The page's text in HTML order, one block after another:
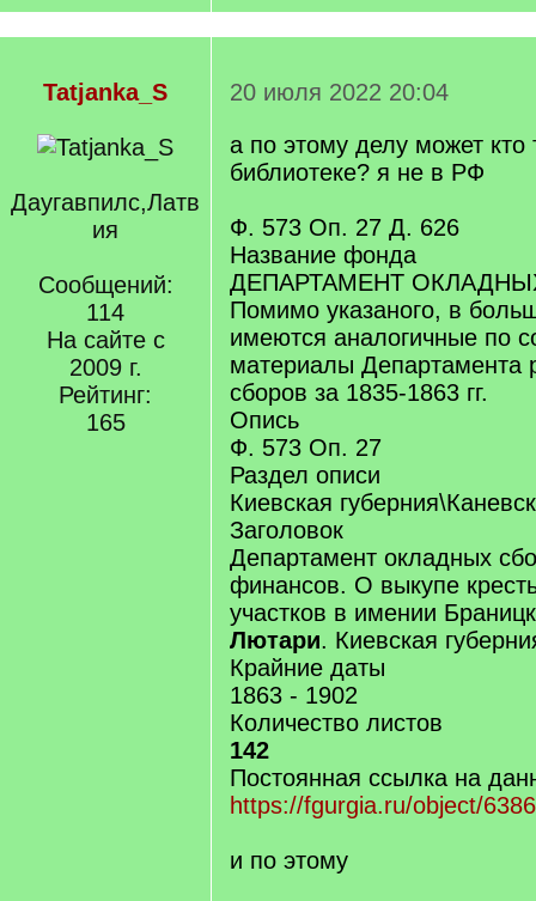
Tatjanka_S
Даугавпилс,Латв
ия
Сообщений:
114
На сайте с
2009 г.
Рейтинг:
165
20 июля 2022 20:04
а по этому делу может кто
библиотеке? я не в РФ
Ф. 573 Оп. 27 Д. 626
Название фонда
ДЕПАРТАМЕНТ
Помимо указаного, в
имеются аналогичные по
материалы Департамента
сборов за 1835-1863 гг.
Опись
Ф. 573 Оп. 27
Раздел описи
Киевская
Заголовок
Департамент окладных
финансов. О выкупе
участков в имении
Лютари. Киевская
Крайние даты
1863 - 1902
Количество листов
142
Постоянная ссылка на
https://fgurgia.ru/object/
и по этому